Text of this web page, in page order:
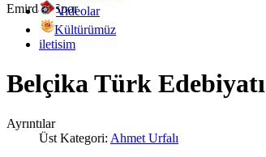
Emirdağ SporVideolar
Kültürümüz
iletisim
Belçika Türk Edebiyatı
Ayrıntılar
Üst Kategori: Ahmet Urfalı